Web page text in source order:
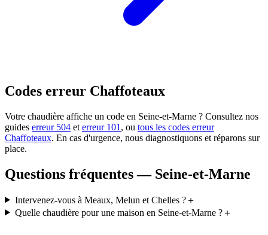
Codes erreur Chaffoteaux
Votre chaudière affiche un code en Seine-et-Marne ? Consultez nos
guides erreur 504 et erreur 101 , ou tous les codes erreur
Chaffoteaux. En cas d'urgence, nous diagnostiquons et réparons sur
place.
Questions fréquentes — Seine-et-Marne
Intervenez-vous à Meaux, Melun et Chelles ?＋
Quelle chaudière pour une maison en Seine-et-Marne ?＋